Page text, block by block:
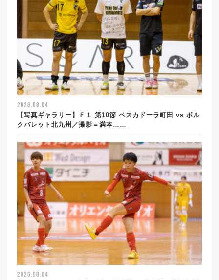
2026.08.04
【写真ギャラリー】Ｆ１ 第10節 ペスカドーラ町田 vs ボル
クバレット北九州／撮影＝満本……
2026.08.04